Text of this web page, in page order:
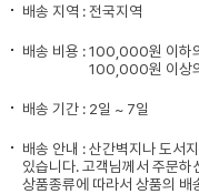
배송 지역 : 전국지역
배송 비용 :100,000원 이하
100,000원 이상
배송 기간 : 2일 ~ 7일
배송 안내 : 산간벽지나 도서
있습니다. 고객님께서 주문하
상품종류에 따라서 상품의 배